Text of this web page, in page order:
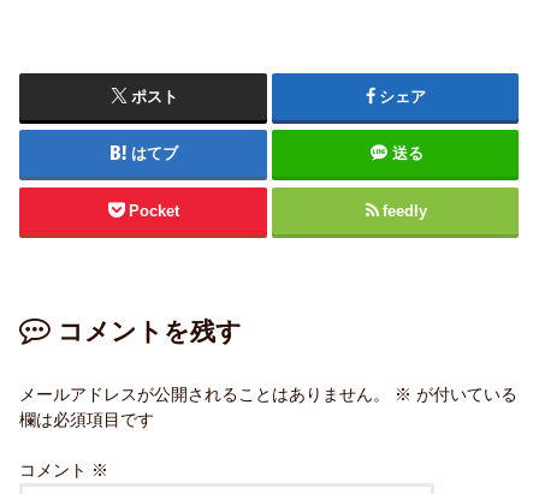
ポスト シェア
はてブ 送る
Pocket feedly
コメントを残す
メールアドレスが公開されることはありません。 ※ が付いている
欄は必須項目です
コメント ※